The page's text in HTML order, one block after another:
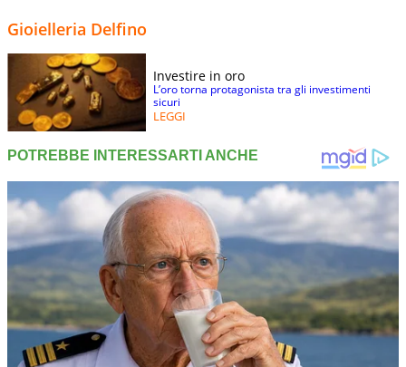
Gioielleria Delfino
Investire in oro
L’oro torna protagonista tra gli investimenti
sicuri
LEGGI